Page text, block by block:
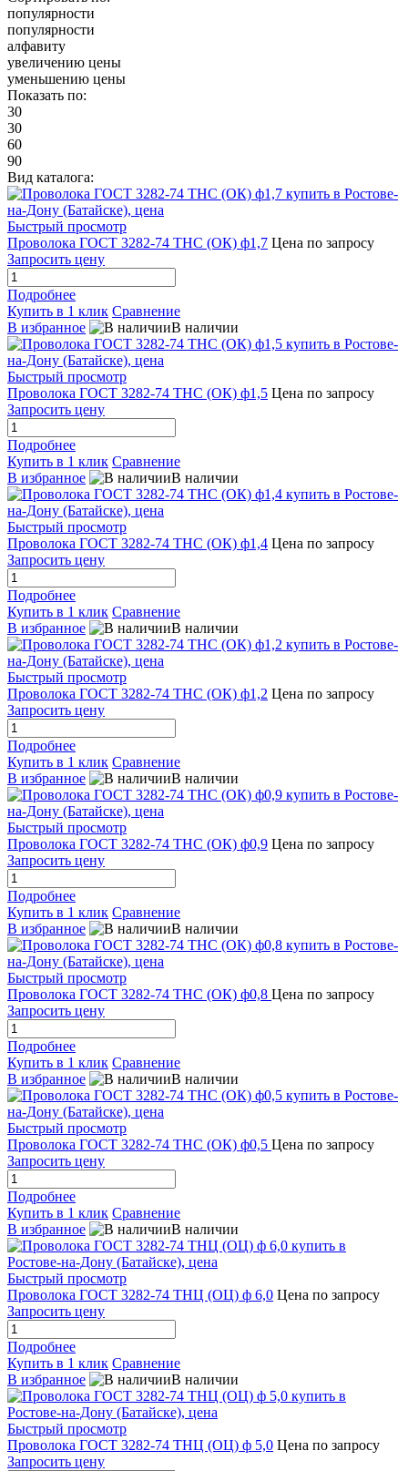
популярности
популярности
алфавиту
увеличению цены
уменьшению цены
Показать по:
30
30
60
90
Вид каталога:
Быстрый просмотр
Проволока ГОСТ 3282-74 ТНС (ОК) ф1,7 Цена по запросу
Запросить цену
Подробнее
Купить в 1 клик Сравнение
В избранное
В наличии
Быстрый просмотр
Проволока ГОСТ 3282-74 ТНС (ОК) ф1,5 Цена по запросу
Запросить цену
Подробнее
Купить в 1 клик Сравнение
В избранное
В наличии
Быстрый просмотр
Проволока ГОСТ 3282-74 ТНС (ОК) ф1,4 Цена по запросу
Запросить цену
Подробнее
Купить в 1 клик Сравнение
В избранное
В наличии
Быстрый просмотр
Проволока ГОСТ 3282-74 ТНС (ОК) ф1,2 Цена по запросу
Запросить цену
Подробнее
Купить в 1 клик Сравнение
В избранное
В наличии
Быстрый просмотр
Проволока ГОСТ 3282-74 ТНС (ОК) ф0,9 Цена по запросу
Запросить цену
Подробнее
Купить в 1 клик Сравнение
В избранное
В наличии
Быстрый просмотр
Проволока ГОСТ 3282-74 ТНС (ОК) ф0,8 Цена по запросу
Запросить цену
Подробнее
Купить в 1 клик Сравнение
В избранное
В наличии
Быстрый просмотр
Проволока ГОСТ 3282-74 ТНС (ОК) ф0,5 Цена по запросу
Запросить цену
Подробнее
Купить в 1 клик Сравнение
В избранное
В наличии
Быстрый просмотр
Проволока ГОСТ 3282-74 ТНЦ (ОЦ) ф 6,0 Цена по запросу
Запросить цену
Подробнее
Купить в 1 клик Сравнение
В избранное
В наличии
Быстрый просмотр
Проволока ГОСТ 3282-74 ТНЦ (ОЦ) ф 5,0 Цена по запросу
Запросить цену